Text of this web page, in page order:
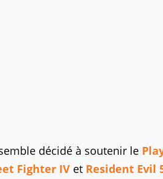
décidé à soutenir le
Fighter IV et Resident Evil